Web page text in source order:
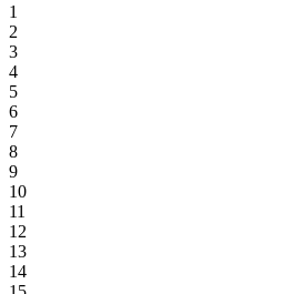
1
2
3
4
5
6
7
8
9
10
11
12
13
14